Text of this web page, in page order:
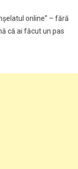
online” – fără
că ai făcut un pas